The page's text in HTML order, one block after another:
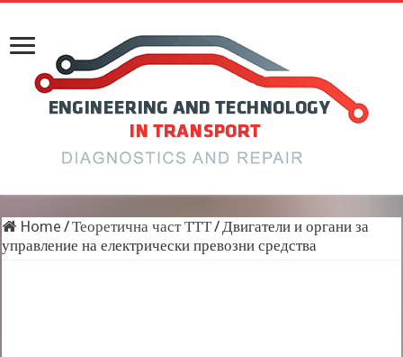
Home /Теоретична част ТТТ/Двигатели и органи за
управление на електрически превозни средства